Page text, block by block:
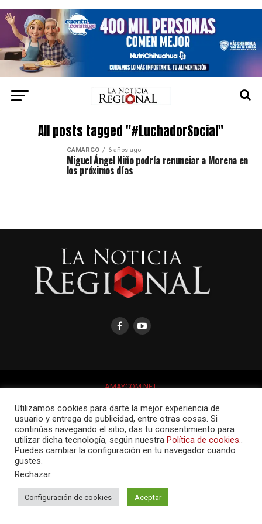
All posts tagged "#LuchadorSocial"
CAMARGO 6 años ago
Miguel Ángel Niño podría renunciar a Morena en
los próximos días
AMAYCOM.NET
Utilizamos cookies para darte la mejor experiencia de
usuario y entrega de publicidad, entre otras cosas. Si
continúas navegando el sitio, das tu consentimiento para
utilizar dicha tecnología, según nuestra Política de cookies..
Puedes cambiar la configuración en tu navegador cuando
gustes.
Rechazar.
Configuración de cookies Aceptar